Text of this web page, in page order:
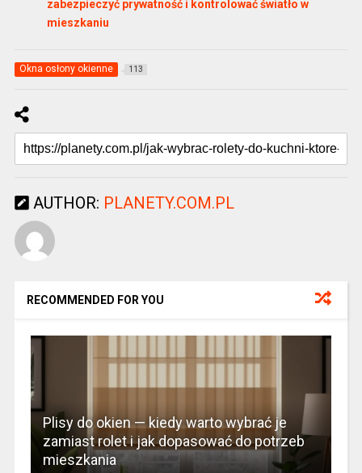
zabezpieczyć prywatność i kontrolować światło w
mieszkaniu
Okna osłony okienne 113
AUTHOR: PLANETY.COM.PL
RECOMMENDED FOR YOU
Plisy do okien — kiedy warto wybrać je
zamiast rolet i jak dopasować do potrzeb
mieszkania